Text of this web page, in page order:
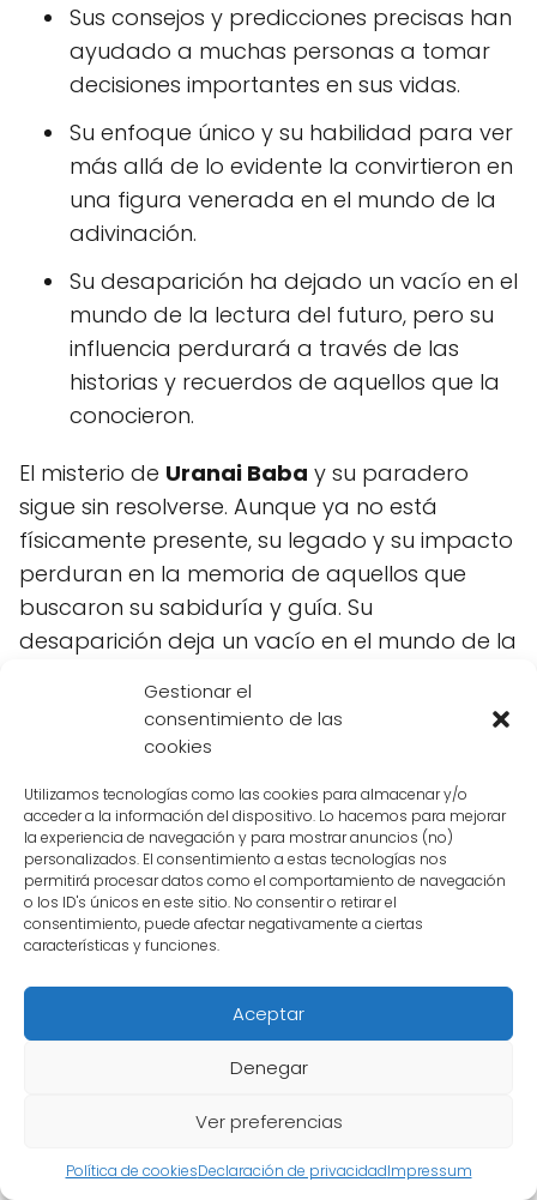
Gestionar el
consentimiento de las
cookies
Utilizamos tecnologías como las cookies para almacenar y/o
acceder a la información del dispositivo. Lo hacemos para mejorar
la experiencia de navegación y para mostrar anuncios (no)
personalizados. El consentimiento a estas tecnologías nos
permitirá procesar datos como el comportamiento de navegación
o los ID's únicos en este sitio. No consentir o retirar el
consentimiento, puede afectar negativamente a ciertas
características y funciones.
Aceptar
Denegar
Ver preferencias
Política de cookiesDeclaración de privacidadImpressum
Sus consejos y predicciones precisas han
ayudado a muchas personas a tomar
decisiones importantes en sus vidas.
Su enfoque único y su habilidad para ver
más allá de lo evidente la convirtieron en
una figura venerada en el mundo de la
adivinación.
Su desaparición ha dejado un vacío en el
mundo de la lectura del futuro, pero su
influencia perdurará a través de las
historias y recuerdos de aquellos que la
conocieron.
El misterio de Uranai Baba y su paradero
sigue sin resolverse. Aunque ya no está
físicamente presente, su legado y su impacto
perduran en la memoria de aquellos que
buscaron su sabiduría y guía. Su
desaparición deja un vacío en el mundo de la
las historias y recuerdos de aquellos que la
Qué ha sucedido con los
clientes de Uranai Baba
desde su desaparición
misteriosamente, sus clientes han estado
buscando respuestas. La adivina del futuro,
conocida por sus habilidades sobrenaturales,
que acudían a ella en busca de orientación y
consejos.